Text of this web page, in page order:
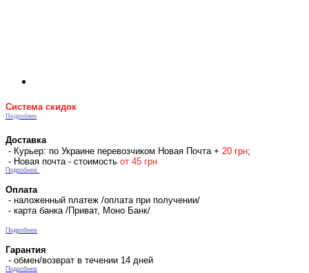
Система скидок
Подробнее
Доставка
- Курьер: по Украине перевозчиком Новая Почта + 20 грн;
- Новая почта - стоимость от 45 грн
Подробнее
Оплата
- наложенный платеж /оплата при получении/
- карта банка /Приват, Моно Банк/
Подробнее
Гарантия
- обмен/возврат в течении 14 дней
Подробнее